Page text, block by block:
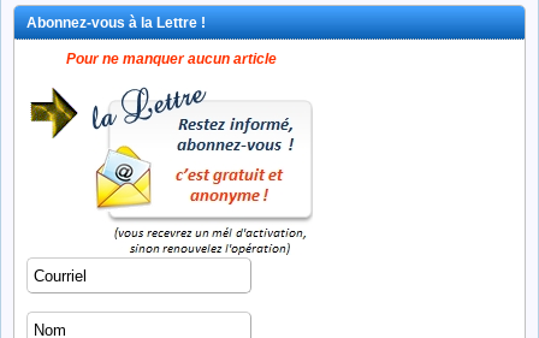
Abonnez-vous à la Lettre !
Pour ne manquer aucun article